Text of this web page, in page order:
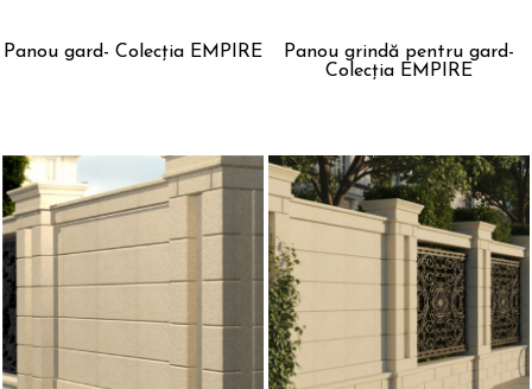
Panou gard- Colecția EMPIRE
Panou grindă pentru gard-
Colecția EMPIRE